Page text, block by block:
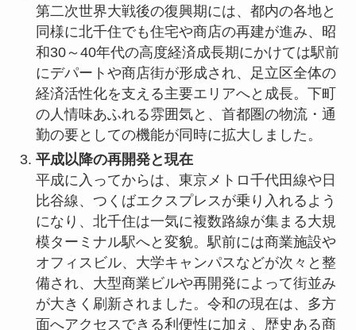
第二次世界大戦後の復興期には、都内の各地と
同様に北千住でも住宅や商店の再建が進み、昭
和30～40年代の高度経済成長期にかけては駅前
にデパートや商店街が形成され、足立区全体の
経済活性化を支える主要エリアへと成長。下町
の人情味あふれる雰囲気と、首都圏の物流・通
勤の要としての機能が同時に拡大しました。
平成以降の再開発と現在
平成に入ってからは、東京メトロ千代田線や日
比谷線、つくばエクスプレスが乗り入れるよう
になり、北千住は一気に複数路線が集まる大規
模ターミナル駅へと変貌。駅前には商業施設や
オフィスビル、大学キャンパスなどが次々と整
備され、大型商業ビルや再開発によって街並み
が大きく刷新されました。令和の現在は、多方
面へアクセスできる利便性に加え、歴史ある商